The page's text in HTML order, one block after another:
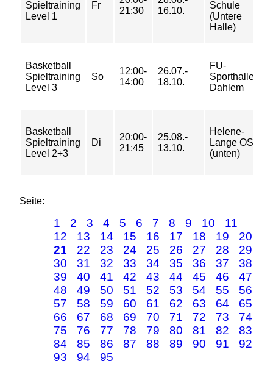
Spieltraining
Level 1
Fr
21:30
16.10.
Schule
(Untere
Halle)
Basketball
Spieltraining
Level 3
So
12:00-
14:00
26.07.-
18.10.
FU-
Sporthalle
Dahlem
Basketball
Spieltraining
Level 2+3
Di
20:00-
21:45
25.08.-
13.10.
Helene-
Lange OS
(unten)
Seite:
1 2 3 4 5 6 7 8 9 10
11
12
13 14 15 16 17 18 19
20
21
22 23 24 25 26 27 28
29
30
31 32 33 34 35 36 37
38
39
40 41 42 43 44 45 46
47
48
49 50 51 52 53 54 55
56
57
58 59 60 61 62 63 64
65
66
67 68 69 70 71 72 73
74
75
76 77 78 79 80 81 82
83
84
85 86 87 88 89 90 91
92
93
94 95